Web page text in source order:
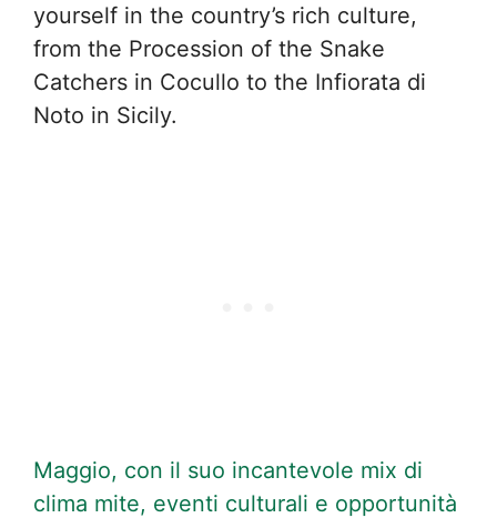
yourself in the country’s rich culture,
from the Procession of the Snake
Catchers in Cocullo to the Infiorata di
Noto in Sicily.
Maggio, con il suo incantevole mix di
clima mite, eventi culturali e opportunità